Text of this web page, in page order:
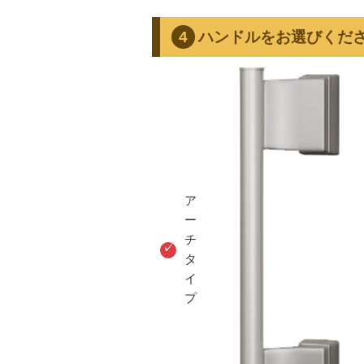
ハンドルをお選びくだ
ア
ー
チ
タ
イ
プ